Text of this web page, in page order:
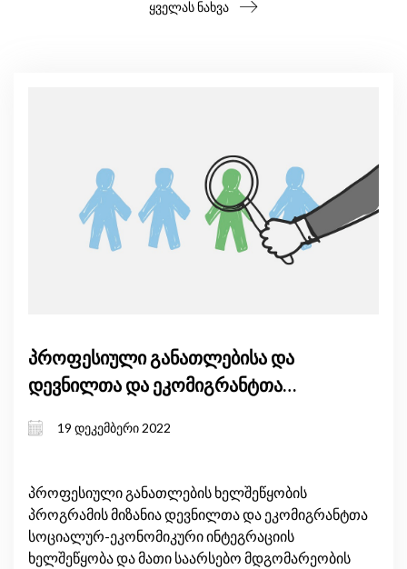
ყველას ნახვა
პროფესიული განათლებისა და
დევნილთა და ეკომიგრანტთა
საგრანტო პროგრამების
19 დეკემბერი 2022
პროფესიული განათლების ხელშეწყობის
პროგრამის მიზანია დევნილთა და ეკომიგრანტთა
სოციალურ-ეკონომიკური ინტეგრაციის
ხელშეწყობა და მათი საარსებო მდგომარეობის